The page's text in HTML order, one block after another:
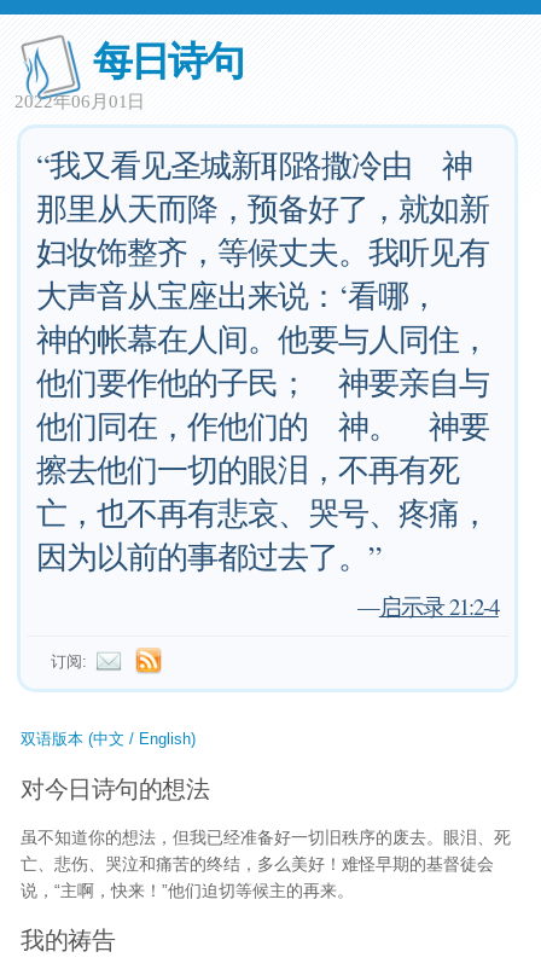
每日诗句
2022年06月01日
“我又看见圣城新耶路撒冷由 神
那里从天而降，预备好了，就如新
妇妆饰整齐，等候丈夫。我听见有
大声音从宝座出来说：‘看哪，
神的帐幕在人间。他要与人同住，
他们要作他的子民； 神要亲自与
他们同在，作他们的 神。 神要
擦去他们一切的眼泪，不再有死
亡，也不再有悲哀、哭号、疼痛，
因为以前的事都过去了。”
—启示录 21:2-4
订阅:
双语版本 (中文 / English)
对今日诗句的想法
虽不知道你的想法，但我已经准备好一切旧秩序的废去。眼泪、死
亡、悲伤、哭泣和痛苦的终结，多么美好！难怪早期的基督徒会
说，“主啊，快来！”他们迫切等候主的再来。
我的祷告